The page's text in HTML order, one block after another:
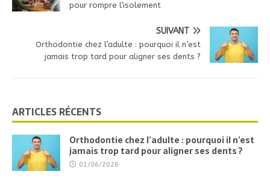
pour rompre l’isolement
SUIVANT
Orthodontie chez l’adulte : pourquoi il n’est
jamais trop tard pour aligner ses dents ?
ARTICLES RÉCENTS
Orthodontie chez l’adulte : pourquoi il n’est
jamais trop tard pour aligner ses dents ?
01/06/2026